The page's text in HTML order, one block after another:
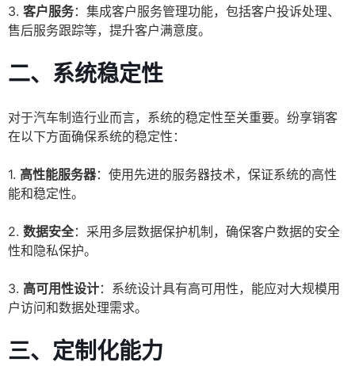
3. 客户服务：集成客户服务管理功能，包括客户投诉处理、
售后服务跟踪等，提升客户满意度。
二、系统稳定性
对于汽车制造行业而言，系统的稳定性至关重要。纷享销客
在以下方面确保系统的稳定性：
1. 高性能服务器：使用先进的服务器技术，保证系统的高性
能和稳定性。
2. 数据安全：采用多层数据保护机制，确保客户数据的安全
性和隐私保护。
3. 高可用性设计：系统设计具有高可用性，能应对大规模用
户访问和数据处理需求。
三、定制化能力